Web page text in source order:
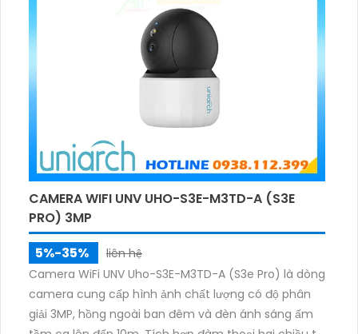
CAMERA WIFI UNV UHO-S3E-M3TD-A (S3E
PRO) 3MP
5%-35%
liên hệ
Camera WiFi UNV Uho-S3E-M3TD-A (S3e Pro) là dòng
camera cung cấp hình ảnh chất lượng có độ phân
giải 3MP, hồng ngoài ban đêm và đèn ánh sáng ấm